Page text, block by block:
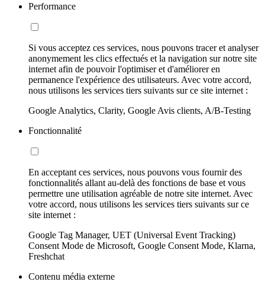
Performance
Si vous acceptez ces services, nous pouvons tracer et analyser
anonymement les clics effectués et la navigation sur notre site
internet afin de pouvoir l'optimiser et d'améliorer en
permanence l'expérience des utilisateurs. Avec votre accord,
nous utilisons les services tiers suivants sur ce site internet :
Google Analytics, Clarity, Google Avis clients, A/B-Testing
Fonctionnalité
En acceptant ces services, nous pouvons vous fournir des
fonctionnalités allant au-delà des fonctions de base et vous
permettre une utilisation agréable de notre site internet. Avec
votre accord, nous utilisons les services tiers suivants sur ce
site internet :
Google Tag Manager, UET (Universal Event Tracking)
Consent Mode de Microsoft, Google Consent Mode, Klarna,
Freshchat
Contenu média externe